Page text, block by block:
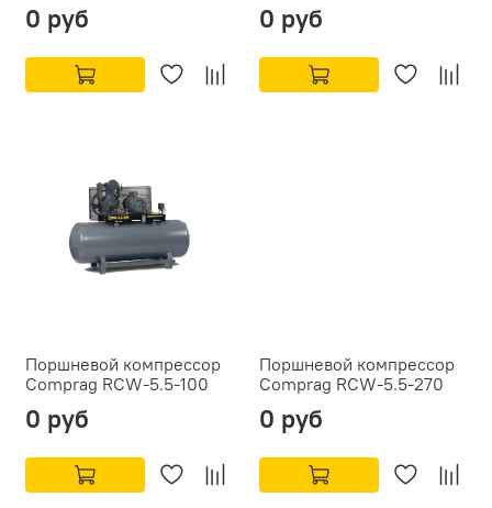
0 руб 0 руб
Поршневой компрессор
Comprag RCW-5.5-100
0 руб
Поршневой компрессор
Comprag RCW-5.5-270
0 руб